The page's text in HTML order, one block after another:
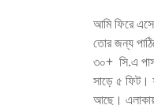
আমি ফিরে
তোর জন্য
৩০+ সি.এ পাস
সাড়ে ৫ ফিট।
আছে।